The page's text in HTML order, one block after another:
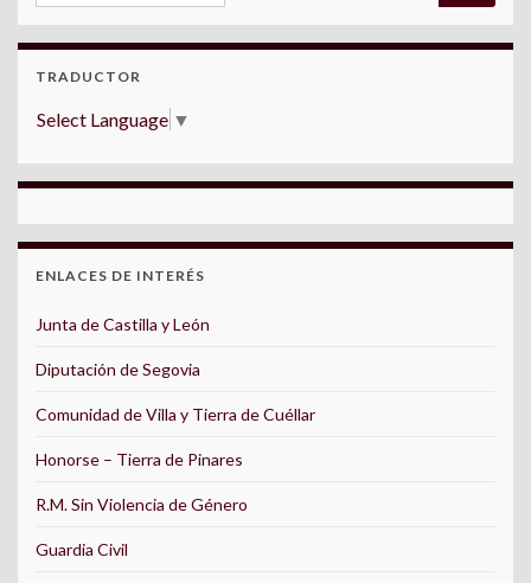
TRADUCTOR
Select Language ▼
ENLACES DE INTERÉS
Junta de Castilla y León
Diputación de Segovia
Comunidad de Villa y Tierra de Cuéllar
Honorse – Tierra de Pinares
R.M. Sin Violencia de Género
Guardia Civil